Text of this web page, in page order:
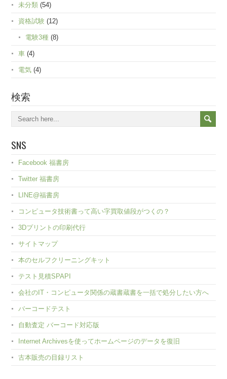
未分類 (54)
資格試験 (12)
電験3種 (8)
車 (4)
電気 (4)
検索
SNS
Facebook 福書房
Twitter 福書房
LINE@福書房
コンピュータ技術書って高い字買取値段がつくの？
3Dプリントの印刷代行
サイトマップ
本のセルフクリーニングキット
テスト見積SPAPI
会社のIT・コンピュータ関係の蔵書蔵書を一括で処分したい方へ
バーコードテスト
自動査定 バーコード対応版
Internet Archivesを使ってホームページのデータを復旧
古本販売の目録リスト